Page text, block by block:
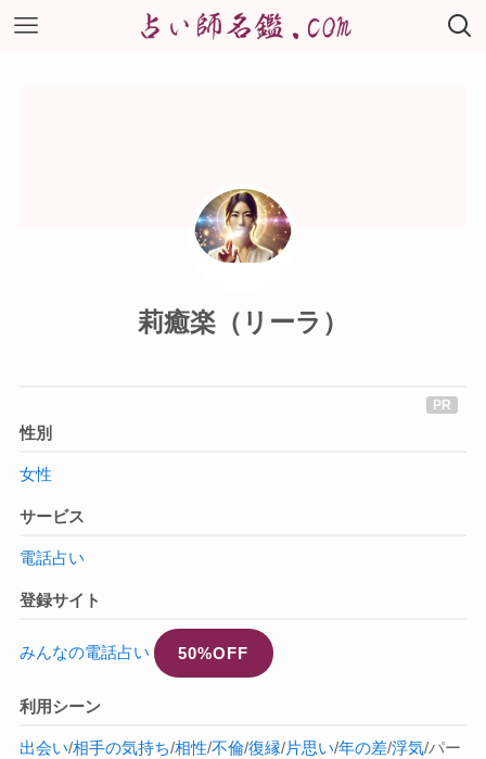
莉癒楽（リーラ）
性別
女性
サービス
電話占い
登録サイト
みんなの電話占い 50%OFF
利用シーン
出会い/相手の気持ち/相性/不倫/復縁/片思い/年の差/浮気/パー